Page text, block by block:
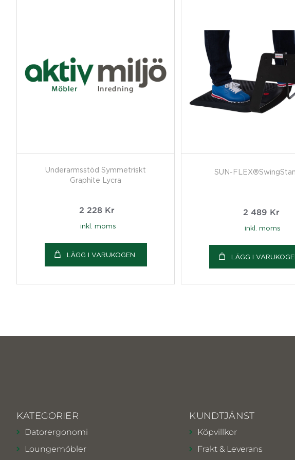
Underarmsstöd Symmetriskt
Graphite Lycra
2 228 Kr
inkl. moms
LÄGG I VARUKOGEN
SUN-
2 489 Kr
inkl. moms
LÄGG I
KATEGORIER
Datorergonomi
Loungemöbler
KUNDTJÄNST
Köpvillkor
Frakt & Leverans